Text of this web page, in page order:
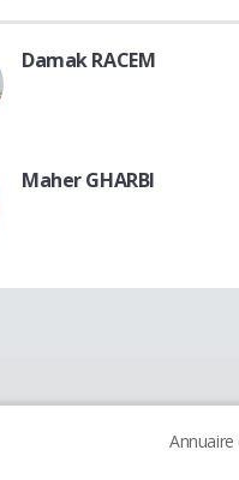
Damak RACEM
Maher GHARBI